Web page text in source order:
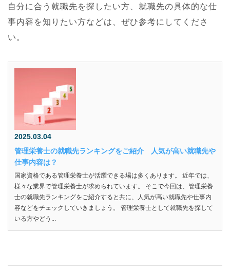
自分に合う就職先を探したい方、就職先の具体的な仕
事内容を知りたい方などは、ぜひ参考にしてくださ
い。
2025.03.04
管理栄養士の就職先ランキングをご紹介 人気が高い就職先や
仕事内容は？
国家資格である管理栄養士が活躍できる場は多くあります。 近年では、
様々な業界で管理栄養士が求められています。 そこで今回は、管理栄養
士の就職先ランキングをご紹介すると共に、人気が高い就職先や仕事内
容などをチェックしていきましょう。 管理栄養士として就職先を探して
いる方やどう...